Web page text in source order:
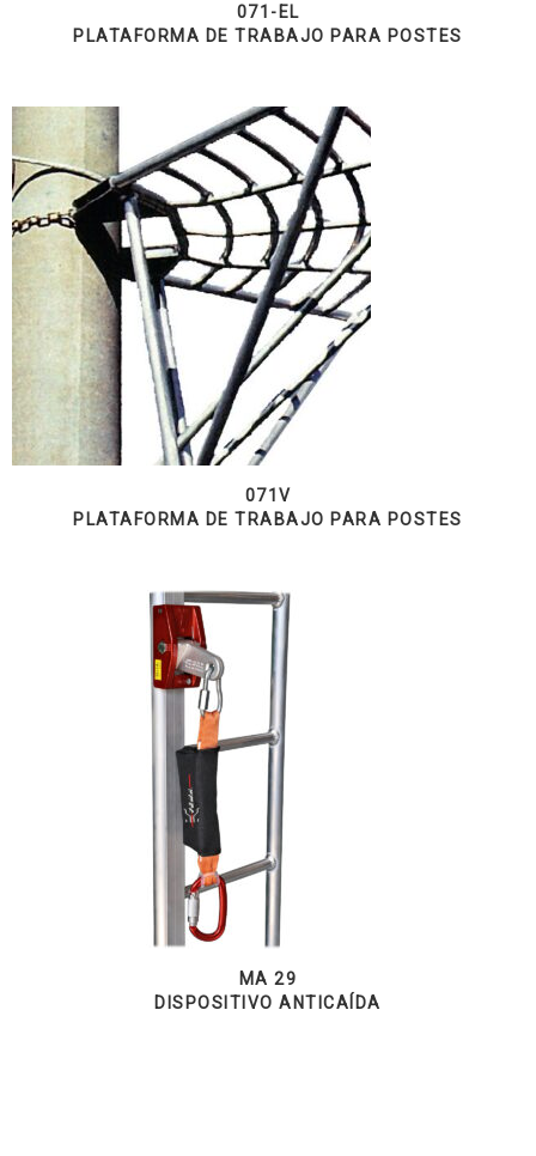
071-EL
PLATAFORMA DE TRABAJO PARA POSTES
071V
PLATAFORMA DE TRABAJO PARA POSTES
MA 29
DISPOSITIVO ANTICAÍDA